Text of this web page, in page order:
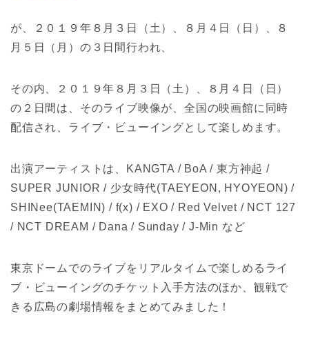
が、２０１９年８月３日（土）、８月４日（日）、８
月５日（月）の３日間行われ、
その内、２０１９年８月３日（土）、８月４日（日）
の２日間は、そのライブ映像が、全国の映画館に同時
配信され、ライブ・ビューイングとして楽しめます。
出演アーティストは、KANGTA / BoA / 東方神起 /
SUPER JUNIOR / 少女時代(TAEYEON, HYOYEON) /
SHINee(TAEMIN) / f(x) / EXO / Red Velvet / NCT 127
/ NCT DREAM / Dana / Sunday / J-Min など
東京ドームでのライブをリアルタイムで楽しめるライ
ブ・ビューイングのチケット入手方法のほか、観戦で
きる広島の劇場情報をまとめてみました！